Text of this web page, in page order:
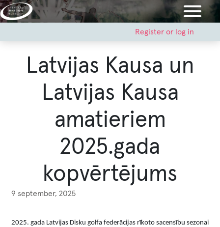
Skip
to
menu
Register or log in
Latvijas Kausa un
Latvijas Kausa
amatieriem
2025.gada
kopvērtējums
9 september, 2025
2025. gada Latvijas Disku golfa federācijas rīkoto sacensību sezonai